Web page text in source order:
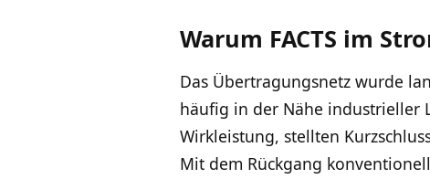
Warum FACTS im
Das Übertragungsnetz wurde
häufig in der Nähe industrieller
Wirkleistung, stellten
Mit dem Rückgang